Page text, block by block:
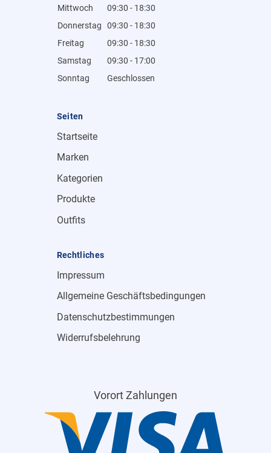
Mittwoch
09:30 - 18:30
Donnerstag
09:30 - 18:30
Freitag
09:30 - 18:30
Samstag
09:30 - 17:00
Sonntag
Geschlossen
Seiten
Startseite
Marken
Kategorien
Produkte
Outfits
Rechtliches
Impressum
Allgemeine Geschäftsbedingungen
Datenschutzbestimmungen
Widerrufsbelehrung
Vorort Zahlungen